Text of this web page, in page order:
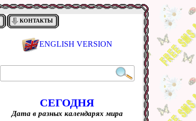
КОНТАКТЫ
ENGLISH VERSION
СЕГОДНЯ
Дата в разных календарях мира